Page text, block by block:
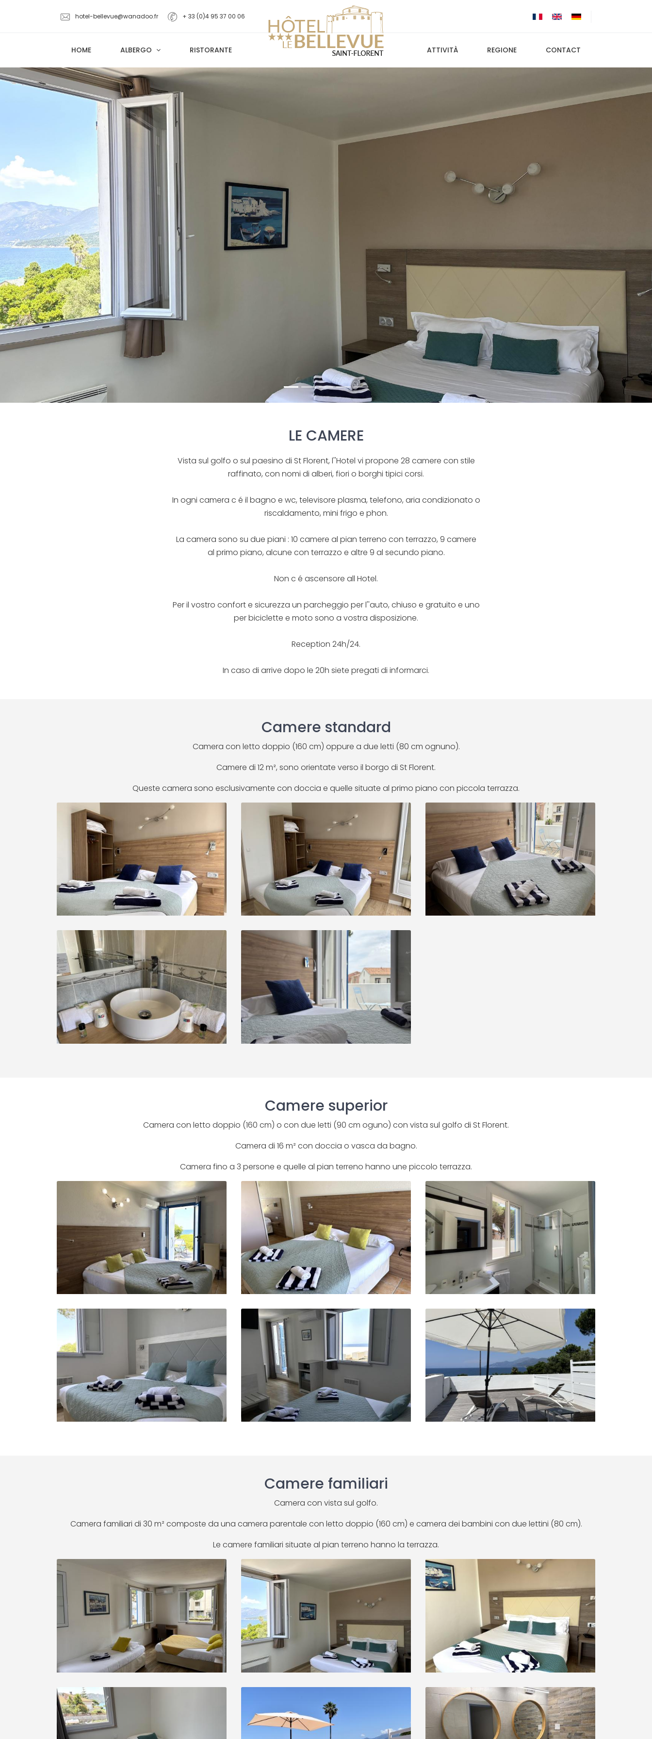
hotel-bellevue@wanadoo.fr + 33 (0)4 95 37 00 06
HOME ALBERGO RISTORANTE ATTIVITÀ REGIONE CONTACT
LE CAMERE
Vista sul golfo o sul paesino di St Florent, l''Hotel vi propone 28 camere con stile
raffinato, con nomi di alberi, fiori o borghi tipici corsi.
In ogni camera c é il bagno e wc, televisore plasma, telefono, aria condizionato o
riscaldamento, mini frigo e phon.
La camera sono su due piani : 10 camere al pian terreno con terrazzo, 9 camere
al primo piano, alcune con terrazzo e altre 9 al secundo piano.
Non c é ascensore all Hotel.
Per il vostro confort e sicurezza un parcheggio per l''auto, chiuso e gratuito e uno
per biciclette e moto sono a vostra disposizione.
Reception 24h/24.
In caso di arrive dopo le 20h siete pregati di informarci.
Camere standard
Camera con letto doppio (160 cm) oppure a due letti (80 cm ognuno).
Camere di 12 m², sono orientate verso il borgo di St Florent.
Queste camera sono esclusivamente con doccia e quelle situate al primo piano con piccola terrazza.
Camere superior
Camera con letto doppio (160 cm) o con due letti (90 cm oguno) con vista sul golfo di St Florent.
Camera di 16 m² con doccia o vasca da bagno.
Camera fino a 3 persone e quelle al pian terreno hanno une piccolo terrazza.
Camere familiari
Camera con vista sul golfo.
Camera familiari di 30 m² composte da una camera parentale con letto doppio (160 cm) e camera dei bambini con due lettini (80 cm).
Le camere familiari situate al pian terreno hanno la terrazza.